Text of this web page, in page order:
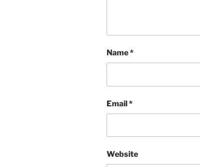
Name*
Email*
Website